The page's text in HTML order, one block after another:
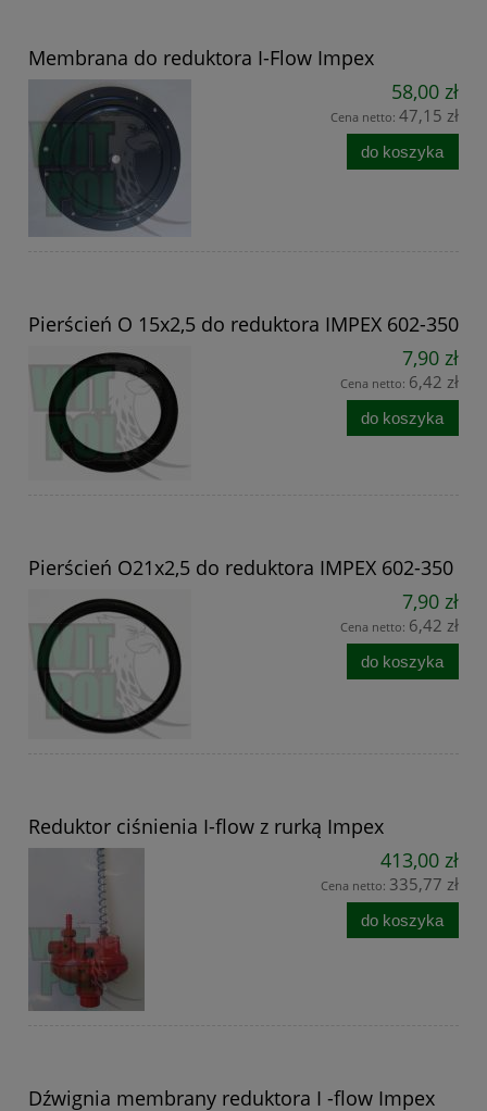
Membrana do reduktora I-Flow Impex
58,00 zł
Cena netto: 47,15 zł
do koszyka
Pierścień O 15x2,5 do reduktora IMPEX 602-350
7,90 zł
Cena netto: 6,42 zł
do koszyka
Pierścień O21x2,5 do reduktora IMPEX 602-350
7,90 zł
Cena netto: 6,42 zł
do koszyka
Reduktor ciśnienia I-flow z rurką Impex
413,00 zł
Cena netto: 335,77 zł
do koszyka
Dźwignia membrany reduktora I -flow Impex